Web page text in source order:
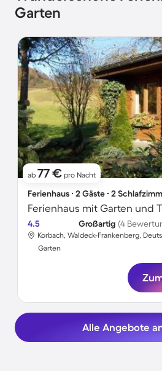
Garten
ab 77 € pro Nacht
Ferienhaus ∙ 2 Gäste ∙ 2
Ferienhaus mit Garten und
4.5 Großartig (4
Korbach, Waldeck-Frankenberg,
Garten
Alle Angebote